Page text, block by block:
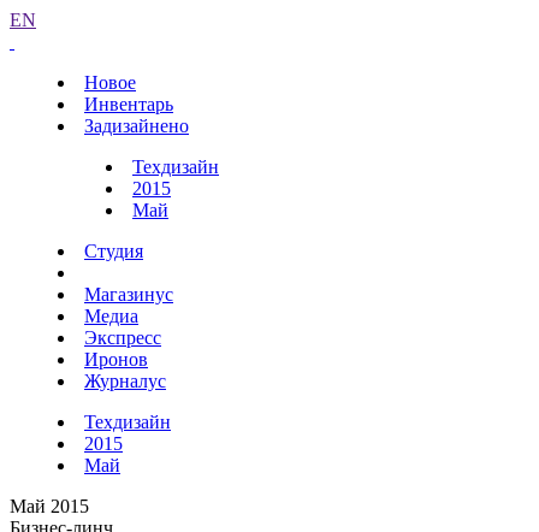
EN
Новое
Инвентарь
Задизайнено
Техдизайн
2015
Май
Студия
Магазинус
Медиа
Экспресс
Иронов
Журналус
Техдизайн
2015
Май
Май 2015
Бизнес-линч